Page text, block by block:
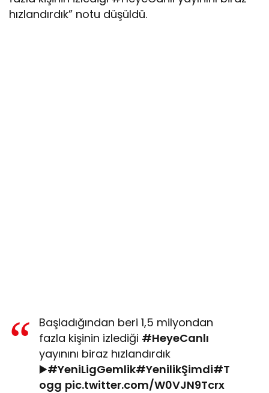
hızlandırdık” notu düşüldü.
Başladığından beri 1,5 milyondan
fazla kişinin izlediği #HeyeCanlı
yayınını biraz hızlandırdık
▶️#YeniLigGemlik#YenilikŞimdi#T
ogg pic.twitter.com/W0VJN9Tcrx